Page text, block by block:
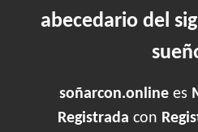
abecedario del
soñarcon.onlinees
Registrada con